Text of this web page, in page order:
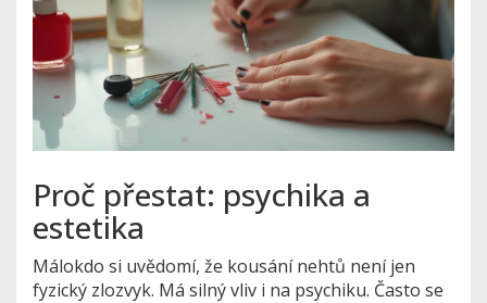
Proč přestat: psychika a
estetika
Málokdo si uvědomí, že kousání nehtů není jen
fyzický zlozvyk. Má silný vliv i na psychiku. Často se